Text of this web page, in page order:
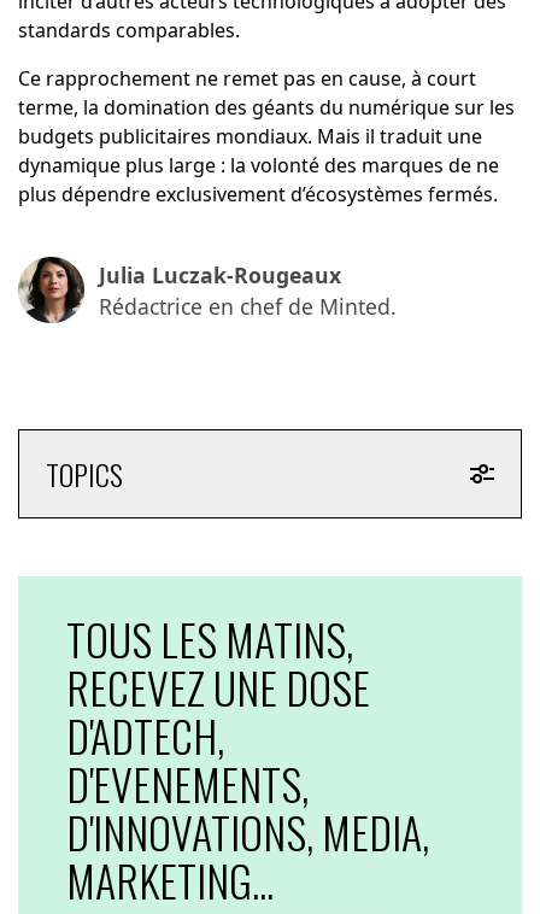
standards comparables.
Ce rapprochement ne remet pas en cause, à court
terme, la domination des géants du numérique sur les
budgets publicitaires mondiaux. Mais il traduit une
dynamique plus large : la volonté des marques de ne
plus dépendre exclusivement d’écosystèmes fermés.
Julia Luczak-Rougeaux
Rédactrice en chef de Minted.
TOPICS
TOUS LES MATINS,
RECEVEZ UNE DOSE
D'ADTECH,
D'EVENEMENTS,
D'INNOVATIONS, MEDIA,
MARKETING...